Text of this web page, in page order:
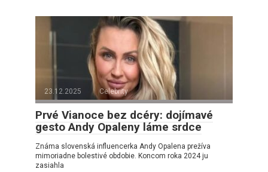
23.12.2025 Celebrity
Prvé Vianoce bez dcéry: dojímavé
gesto Andy Opaleny láme srdce
Známa slovenská influencerka Andy Opalena prežíva
mimoriadne bolestivé obdobie. Koncom roka 2024 ju
zasiahla